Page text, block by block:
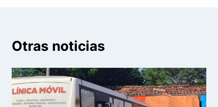
Otras noticias